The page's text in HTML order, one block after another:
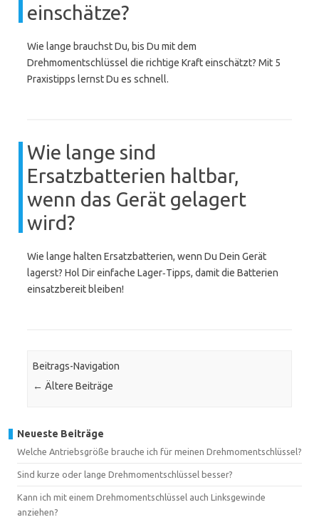
einschätze?
Wie lange brauchst Du, bis Du mit dem
Drehmomentschlüssel die richtige Kraft einschätzt? Mit 5
Praxistipps lernst Du es schnell.
Wie lange sind
Ersatzbatterien haltbar,
wenn das Gerät gelagert
wird?
Wie lange halten Ersatzbatterien, wenn Du Dein Gerät
lagerst? Hol Dir einfache Lager‑Tipps, damit die Batterien
einsatzbereit bleiben!
Beitrags-Navigation
← Ältere Beiträge
Neueste Beiträge
Welche Antriebsgröße brauche ich für meinen Drehmomentschlüssel?
Sind kurze oder lange Drehmomentschlüssel besser?
Kann ich mit einem Drehmomentschlüssel auch Linksgewinde
anziehen?